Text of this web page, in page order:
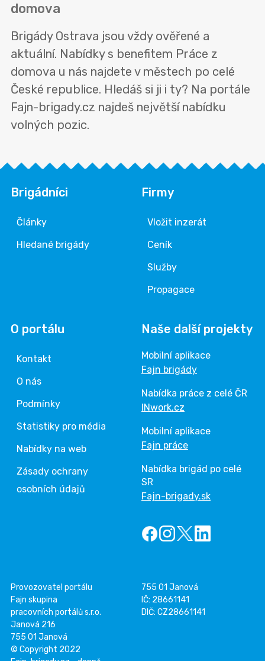
domova
Brigády Ostrava jsou vždy ověřené a
aktuální. Nabídky s benefitem Práce z
domova u nás najdete v městech po celé
České republice. Hledáš si ji i ty? Na portále
Fajn-brigady.cz najdeš největší nabídku
volných pozic.
Brigádníci
Články
Hledané brigády
Firmy
Vložit inzerát
Ceník
Služby
Propagace
O portálu
Kontakt
O nás
Podmínky
Statistiky pro média
Nabídky na web
Zásady ochrany
osobních údajů
Naše další projekty
Mobilní aplikace
Fajn brigády
Nabídka práce z celé ČR
INwork.cz
Mobilní aplikace
Fajn práce
Nabídka brigád po celé
SR
Fajn-brigady.sk
Provozovatel portálu
Fajn skupina
pracovních portálů s.r.o.
Janová 216
755 01 Janová
755 01 Janová
IČ: 28661141
DIČ: CZ28661141
© Copyright 2022